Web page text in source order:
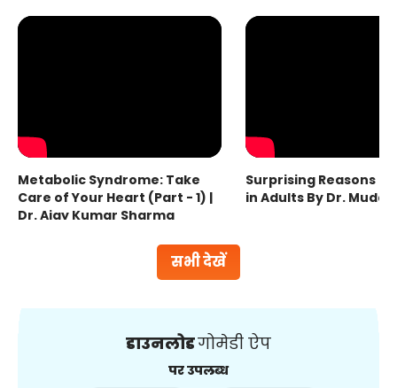
सभी देखें
Metabolic Syndrome: Take
Care of Your Heart (Part - 1) |
Dr. Ajay Kumar Sharma
Surprising Reasons
in Adults By Dr.
डाउनलोडगोमेडी ऐप
पर उपलब्ध